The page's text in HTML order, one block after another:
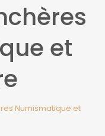
et
Numismatique et